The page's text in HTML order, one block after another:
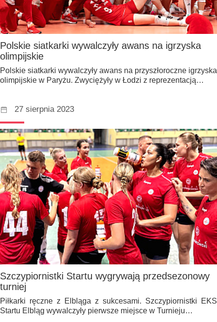
Polskie siatkarki wywalczyły awans na igrzyska
olimpijskie
Polskie siatkarki wywalczyły awans na przyszłoroczne igrzyska
olimpijskie w Paryżu. Zwyciężyły w Łodzi z reprezentacją…
27 sierpnia 2023
Szczypiornistki Startu wygrywają przedsezonowy
turniej
Piłkarki ręczne z Elbląga z sukcesami. Szczypiornistki EKS
Startu Elbląg wywalczyły pierwsze miejsce w Turnieju…